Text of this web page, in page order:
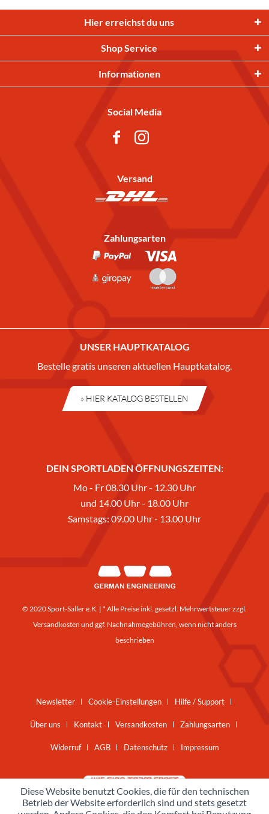
Hier erreichst du uns
Shop Service
Informationen
Social Media
Versand
Zahlungsarten
UNSER HAUPTKATALOG
Bestelle gratis unseren aktuellen Hauptkatalog.
» HIER KATALOG BESTELLEN
DEIN SPORTLADEN ÖFFNUNGSZEITEN:
Mo - Fr 08.30 Uhr - 12.30 Uhr
und 14.00 Uhr - 18.00 Uhr
Samstags: 09.00 Uhr - 13.00 Uhr
© 2020 Sport-Saller e.K. | * Alle Preise inkl. gesetzl. Mehrwertsteuer zzgl.
Versandkosten und ggf. Nachnahmegebühren, wenn nicht anders
beschrieben
Newsletter Cookie-Einstellungen Hilfe / Support
Über uns Kontakt Versandkosten Zahlungsarten
Widerruf AGB Datenschutz Impressum
Diese Website benutzt Cookies, die für den technischen
Betrieb der Website erforderlich sind und stets gesetzt